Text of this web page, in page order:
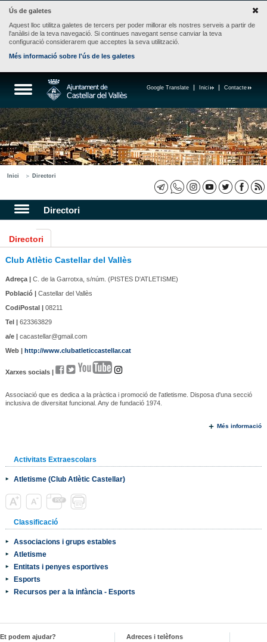
Ús de galetes
Aquest lloc utilitza galetes de tercers per poder millorar els nostres serveis a partir de
l'anàlisi de la teva navegació. Si continues navegant sense canviar la teva
configuració considerarem que acceptes la seva utilització.
Més informació sobre l'ús de les galetes
Contacte
Inici
Google Translate
Inici Directori
Directori
Directori
Club Atlètic Castellar del Vallès
Adreça |C. de la Garrotxa, s/núm. (PISTES D'ATLETISME)
Població |Castellar del Vallès
CodiPostal |08211
Tel |623363829
a/e |cacastellar@gmail.com
Web | http://www.clubatleticcastellar.cat
Xarxes socials |
Associació que es dedica a la pràctica i promoció de l'atletisme. Disposa d'una secció
inclusiva de diversitat funcional. Any de fundació 1974.
Més informació
Activitats Extraescolars
Atletisme (Club Atlètic Castellar)
Classificació
Associacions i grups estables
Atletisme
Entitats i penyes esportives
Esports
Recursos per a la infància - Esports
Et podem ajudar?
Adreces i telèfons